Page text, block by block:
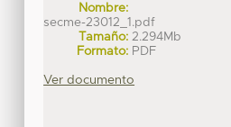
Nombre:
secme-23012_1.pdf
Tamaño: 2.294Mb
Formato: PDF
Ver documento